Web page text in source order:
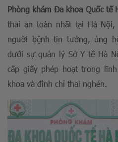
Phòng khám Đa khoa Quốc tế
thai an toàn nhất tại Hà
người bệnh tin tưởng, ủng
dưới sự quản lý Sở Y tế Hà
cấp giấy phép hoạt trong
khoa và đình chỉ thai nghén.